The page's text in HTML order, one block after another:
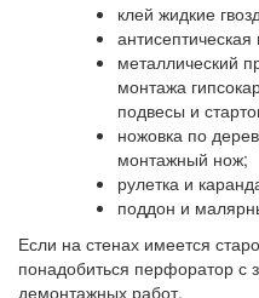
клей жидкие
антисептическая
металлический
монтажа
подвесы и
ножовка по
монтажный нож;
рулетка и
поддон и
Если на стенах имеется
понадобиться перфоратор с
демонтажных работ.